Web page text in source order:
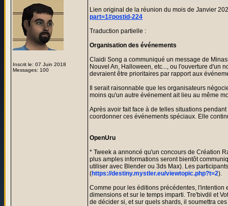
Inscrit le: 07 Juin 2018
Messages: 100
Lien original de la réunion du mois de Janvier
part=1#postid-224
Traduction partielle :
Organisation des événements
Claidi Song a communiqué un message de
Nouvel An, Halloween, etc..., ou l'ouverture d'un
devraient être prioritaires par rapport aux
Il serait raisonnable que les organisateurs
moins qu'un autre événement ait lieu au même
Après avoir fait face à de telles situations
coordonner ces événements spéciaux. Elle
OpenUru
* Tweek a annoncé qu'un concours de Création
plus amples informations seront bientôt
utiliser avec Blender ou 3ds Max). Les
(https://destiny.mystler.eu/viewtopic.php?t=2).
Comme pour les éditions précédentes,
dimensions et sur le temps imparti. Tre'bivdil et
de décider si, et sur quels shards, il soumettra